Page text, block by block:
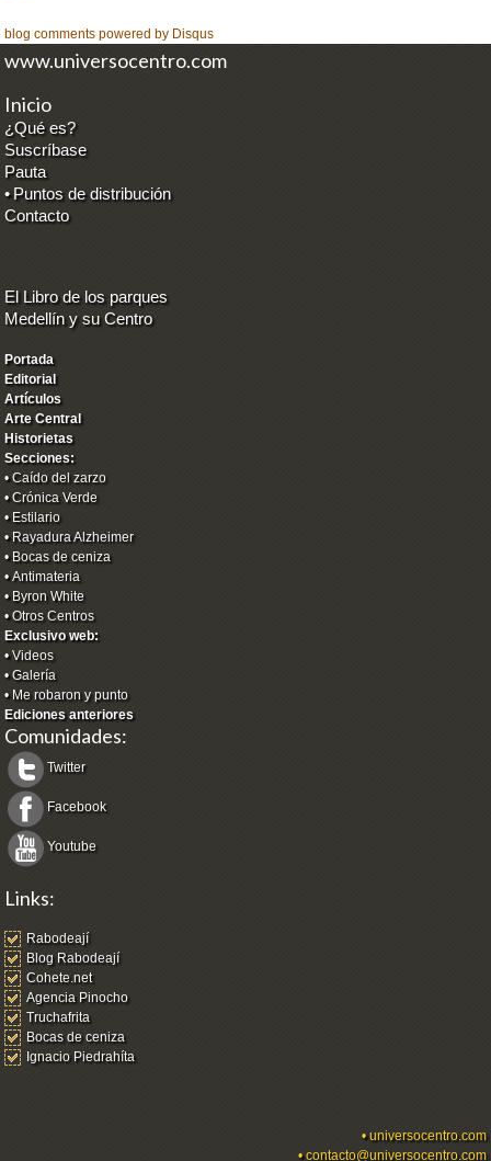
blog comments powered by Disqus
www.universocentro.com
Inicio
¿Qué es?
Suscríbase
Pauta
• Puntos de distribución
Contacto
El Libro de los parques
Medellín y su Centro
Portada
Editorial
Artículos
Arte Central
Historietas
Secciones:
•Caído del zarzo
•Crónica Verde
•Estilario
•Rayadura Alzheimer
•Bocas de ceniza
•Antimateria
•Byron White
•Otros Centros
Exclusivo web:
•Videos
•Galería
•Me robaron y punto
Ediciones anteriores
Comunidades:
Twitter
Facebook
Youtube
Links:
Rabodeají
Blog Rabodeají
Cohete.net
Agencia Pinocho
Truchafrita
Bocas de ceniza
Ignacio Piedrahíta
•universocentro.com
•contacto@universocentro.com